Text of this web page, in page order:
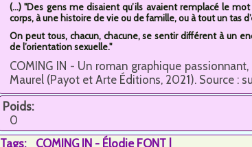
(...) "Des gens me disaient qu’ils avaient remplacé le
corps, à une histoire de vie ou de famille, ou à tout un tas
On peut tous, chacun, chacune, se sentir différent à un
de l’orientation sexuelle."
COMING IN - Un roman graphique
Maurel (Payot et Arte Éditions, 2021). Source :
Poids:
0
Tags:
COMING IN - Élodie FONT